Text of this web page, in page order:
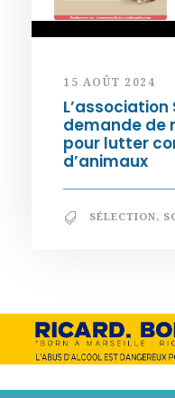
15 AOÛT 2024
demande de
pour lutter
d’animaux
SÉLECTION,